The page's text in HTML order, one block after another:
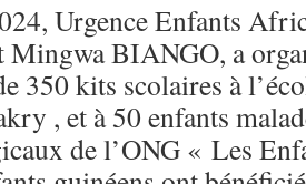
Urgence Enfants
Mingwa BIANGO, a
350 kits scolaires à
, et à 50 enfants
de l’ONG « Les